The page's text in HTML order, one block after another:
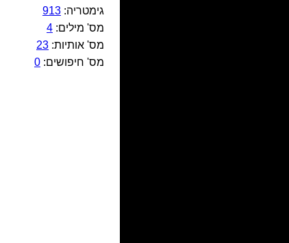
גימטריה: 913
מס' מילים: 4
מס' אותיות: 23
מס' חיפושים: 0